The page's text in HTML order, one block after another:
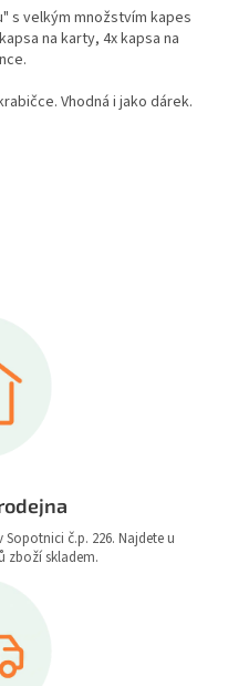
s velkým množstvím kapes
na karty, 4x kapsa na
Vhodná i jako dárek.
č.p. 226. Najdete u
zboží skladem.